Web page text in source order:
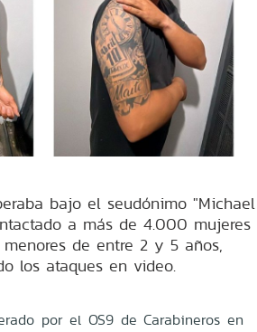
bajo el seudónimo "Michael
a más de 4.000 mujeres
de entre 2 y 5 años,
los ataques en video.
por el OS9 de Carabineros en